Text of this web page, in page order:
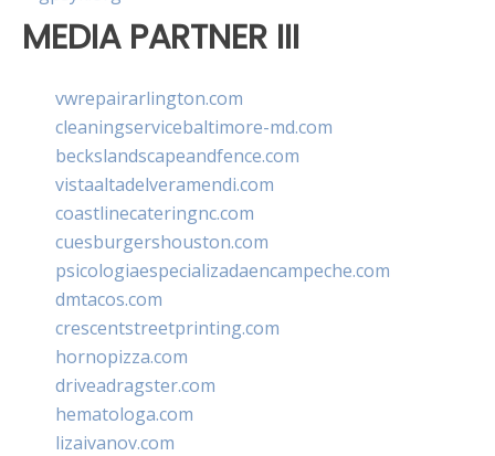
MEDIA PARTNER III
vwrepairarlington.com
cleaningservicebaltimore-md.com
beckslandscapeandfence.com
vistaaltadelveramendi.com
coastlinecateringnc.com
cuesburgershouston.com
psicologiaespecializadaencampeche.com
dmtacos.com
crescentstreetprinting.com
hornopizza.com
driveadragster.com
hematologa.com
lizaivanov.com